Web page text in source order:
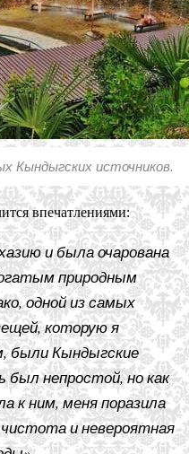
Кындыгских источников.
впечатлениями:
и была очарована
природным
одной из самых
которую я
были Кындыгские
был непростой, но как
к ним, меня поразила
и невероятная